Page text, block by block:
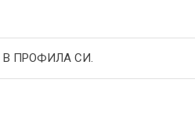
В ПРОФИЛА СИ.